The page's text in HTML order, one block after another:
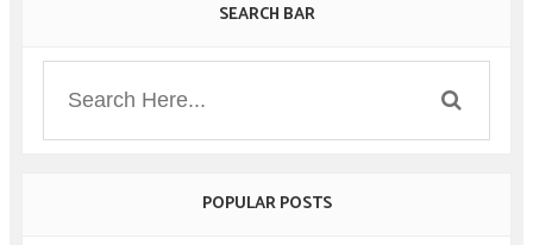
SEARCH BAR
POPULAR POSTS